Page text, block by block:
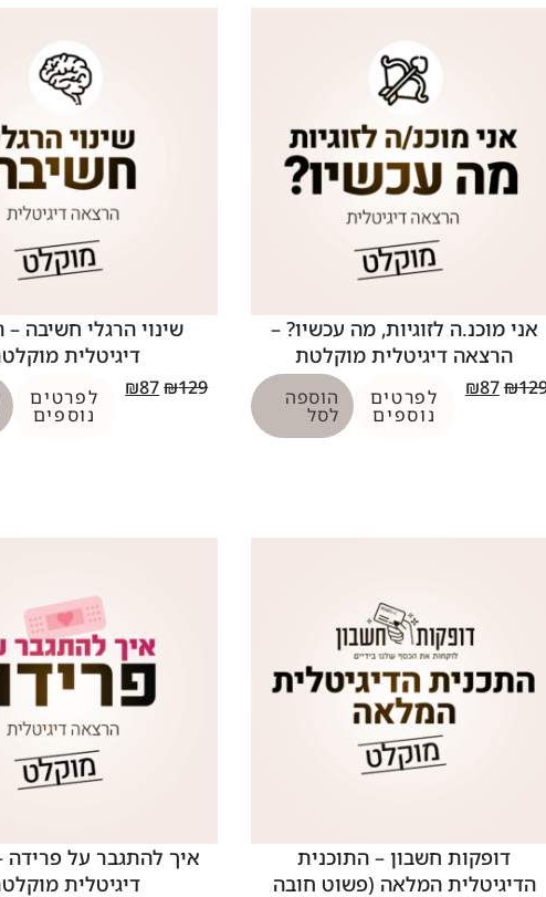
אני מוכנ.ה לזוגיות, מה עכשיו? –
הרצאה דיגיטלית מוקלטת
₪
₪87 לפרטים
נוספים
הוספה
לסל
שינוי הרגלי חשיבה
דיגיטלית
₪129
₪87 לפרטים
נוספים
דופקות חשבון – התוכנית
הדיגיטלית המלאה (פשוט חובה
איך להתגבר על פרידה
דיגיטלית